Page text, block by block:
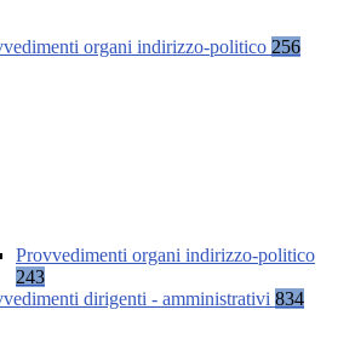
organi indirizzo-politico 256
Provvedimenti organi indirizzo-politico
243
dirigenti - amministrativi 834